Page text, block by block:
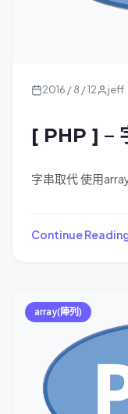
2016 / 8 / 12 jeff
[ PHP ] –
字串取代 使用
Continue
array(陣列)